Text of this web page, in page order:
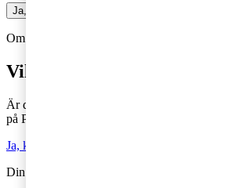
Ja, jag vill prenumerera på Företagarbloggen
Om du inte får fram något formulär via
Vill du veta mer?
Är du intresserad av våra tjänster och vill
på PwC?
Ja, kontakta mig
Din kommentar publiceras i anslutning till